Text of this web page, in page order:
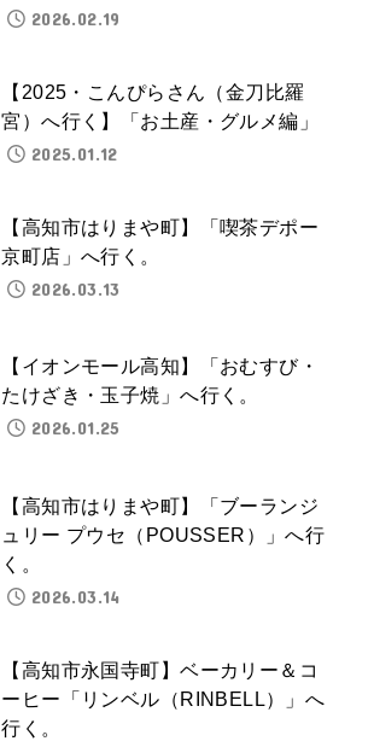
2026.02.19
【2025・こんぴらさん（金刀比羅
宮）へ行く】「お土産・グルメ編」
2025.01.12
【高知市はりまや町】「喫茶デポー
京町店」へ行く。
2026.03.13
【イオンモール高知】「おむすび・
たけざき・玉子焼」へ行く。
2026.01.25
【高知市はりまや町】「ブーランジ
ュリー プウセ（POUSSER）」へ行
く。
2026.03.14
【高知市永国寺町】ベーカリー＆コ
ーヒー「リンベル（RINBELL）」へ
行く。